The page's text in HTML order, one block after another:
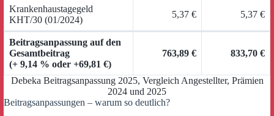
Krankenhaustagegeld
KHT/30 (01/2024)
5,37 € 5,37 €
Beitragsanpassung auf den
Gesamtbeitrag
(+ 9,14 % oder +69,81 €)
763,89 € 833,70 €
Debeka Beitragsanpassung 2025, Vergleich Angestellter, Prämien
2024 und 2025
Beitragsanpassungen – warum so deutlich?